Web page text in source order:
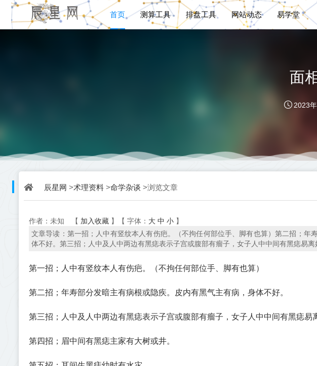
首页 测算工具 排盘工具 网站动态 易学堂
面
2023
辰星网 >术理资料 >命学杂谈 >浏览文章
作者：未知 【 加入收藏 】【 字体： 大 中 小 】
文章导读：第一招；人中有竖纹本人有伤疤。（不拘任何部位手、脚有也算）第二招；年
体不好。第三招；人中及人中两边有黑痣表示子宫或腹部有瘤子，女子人中中间有黑痣易离
第一招；人中有竖纹本人有伤疤。（不拘任何部位手、脚有也算）
第二招；年寿部分发暗主有病根或隐疾。皮内有黑气主有病，身体不好。
第三招；人中及人中两边有黑痣表示子宫或腹部有瘤子，女子人中中间有黑痣易
第四招；眉中间有黑痣主家有大树或井。